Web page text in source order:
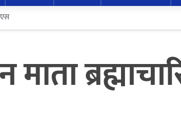
माता